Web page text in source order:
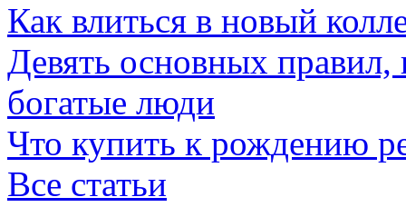
Как влиться в новый
Девять основных
богатые люди
Что купить к рождению
Все статьи